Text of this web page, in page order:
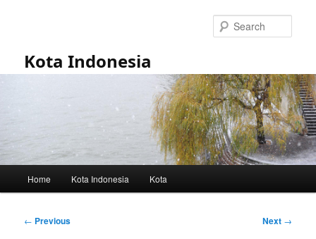
Kota Indonesia
Home Kota Indonesia Kota
Post
← Previous Next →